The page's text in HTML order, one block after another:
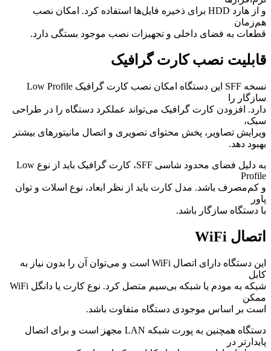
و از هارد HDD برای ذخیره فایل‌ها استفاده کرد. امکان نصب
هم‌زمان
قطعات به فضای داخلی و تجهیزات نصب موجود بستگی دارد.
قابلیت نصب کارت گرافیک
نسخه SFF این دستگاه امکان نصب کارت گرافیک Low Profile
سازگار را
دارد. افزودن کارت گرافیک می‌تواند عملکرد دستگاه را در طراحی
سبک،
ویرایش تصاویر، پخش محتوای تصویری و اتصال مانیتورهای بیشتر
بهبود دهد.
به دلیل فضای محدود شاسی SFF، کارت گرافیک باید از نوع Low
Profile
و کم‌مصرف باشد. مدل کارت باید از نظر ابعاد، نوع اسلات و توان
پاور
با دستگاه سازگار باشد.
اتصال WiFi
این دستگاه دارای اتصال WiFi است و می‌توان آن را بدون نیاز به
کابل
شبکه به مودم یا شبکه بی‌سیم متصل کرد. نوع کارت یا دانگل WiFi
ممکن
است بر اساس موجودی دستگاه متفاوت باشد.
دستگاه همچنین به پورت شبکه LAN مجهز است و برای اتصال
پایدارتر در